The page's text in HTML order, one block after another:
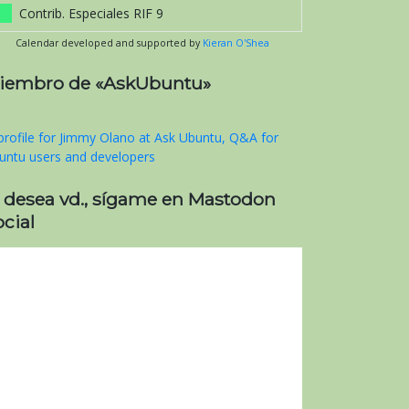
Contrib. Especiales RIF 9
Calendar developed and supported by Kieran O'Shea
de «AskUbuntu»
desea vd., sígame en Mastodon